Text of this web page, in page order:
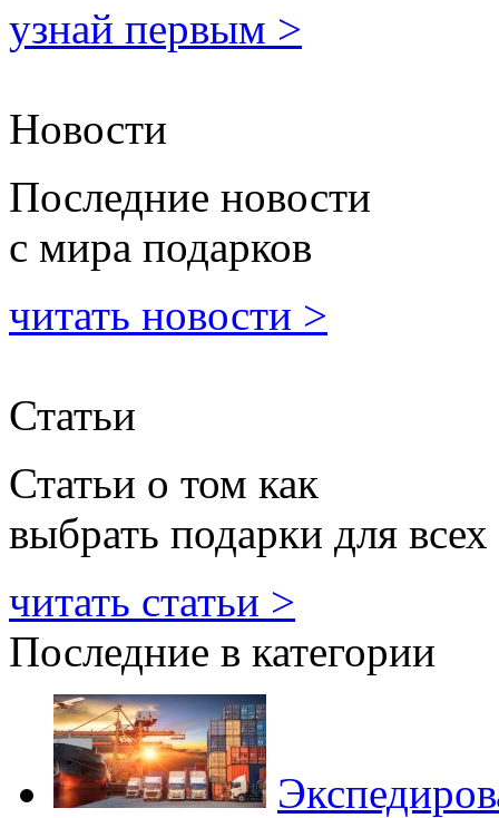
узнай первым >
Новости
Последние новости
с мира подарков
читать новости >
Статьи
Статьи о том как
выбрать подарки для всех
читать статьи >
Последние в категории